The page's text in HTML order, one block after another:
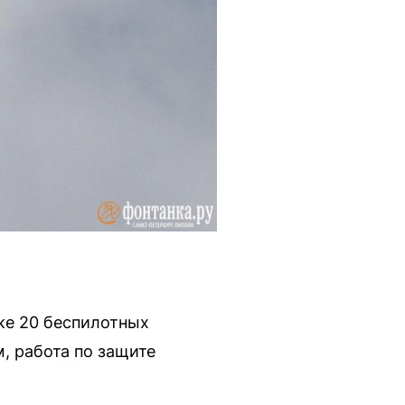
20 беспилотных
работа по защите